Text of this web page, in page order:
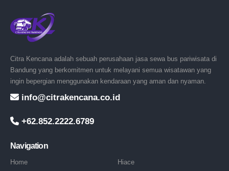
Citra Kencana adalah sebuah perusahaan jasa sewa bus pariwisata di
Bandung yang berkomitmen untuk melayani semua wisatawan yang
ingin bepergian menggunakan kendaraan yang aman dan nyaman.
info@citrakencana.co.id
+62.852.2222.6789
Navigation
Home Hiace